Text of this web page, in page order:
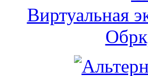
Виртуальная